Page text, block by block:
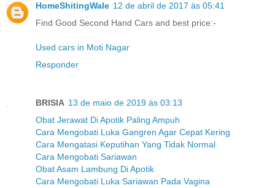
HomeShitingWale 12 de abril de 2017 às 05:41
Find Good Second Hand Cars and best price:-
Used cars in Moti Nagar
Responder
BRISIA 13 de maio de 2019 às 03:13
Obat Jerawat Di Apotik Paling Ampuh
Cara Mengobati Luka Gangren Agar Cepat Kering
Cara Mengatasi Keputihan Yang Tidak Normal
Cara Mengobati Sariawan
Obat Asam Lambung Di Apotik
Cara Mengobati Luka Sariawan Pada Vagina